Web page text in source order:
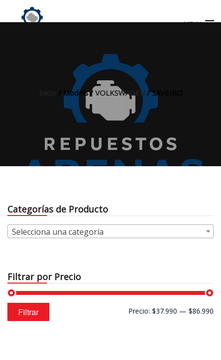
MENU
/ Models / VOLKSWAGEN/ SAVEIRO
Categorías de Producto
Selecciona una categoría
Filtrar por Precio
Precio
mínimo
Precio
máximo
Filtrar Precio: $37.990 — $86.990